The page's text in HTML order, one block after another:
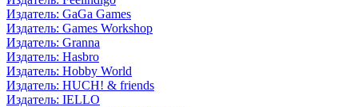
Издатель: GaGa Games
Издатель: Games Workshop
Издатель: Granna
Издатель: Hasbro
Издатель: Hobby World
Издатель: HUCH! & friends
Издатель: IELLO